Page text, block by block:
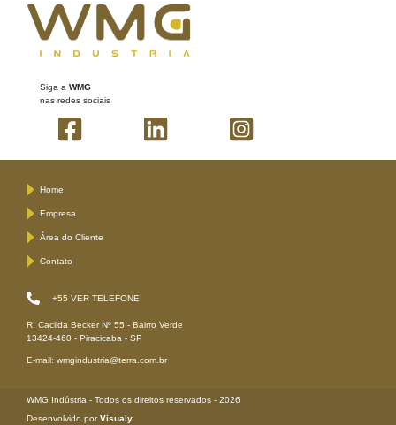
Siga a WMG
nas redes sociais
Home
Empresa
Área do Cliente
Contato
+55 VER TELEFONE
R. Cacilda Becker Nº 55 - Bairro Verde
13424-460 - Piracicaba - SP
E-mail: wmgindustria@terra.com.br
WMG Indústria - Todos os direitos reservados - 2026
Desenvolvido porVisualy